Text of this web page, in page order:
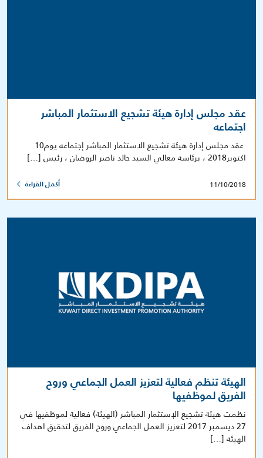
عقد مجلس إدارة هيئة تشجيع الاستثمار المباشر
اجتماعه
‎ عقد مجلس إدارة هيئة تشجيع الاستثمار المباشر إجتماعه يوم10
اكتوبر2018 ، برئاسة معالي السيد خالد ناصر الروضان ، رئيس […]
11/10/2018 أكمل القراءة
الهيئة تنظم فعالية لتعزيز العمل الجماعي وروح
الفريق لموظفيها
نظمت هيئة تشجيع الإستثمار المباشر (الهيئة) فعالية لموظفيها في
27 ديسمبر 2017 لتعزيز العمل الجماعي وروح الفريق لتحقيق اهداف
الهيئة […]